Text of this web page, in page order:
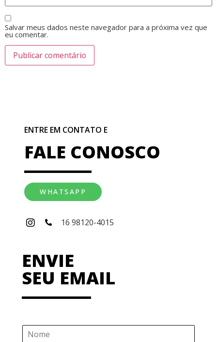
Salvar meus dados neste navegador para a próxima vez que
eu comentar.
ENTRE EM CONTATO E
FALE CONOSCO
WHATSAPP
16 98120-4015
ENVIE
SEU EMAIL
N